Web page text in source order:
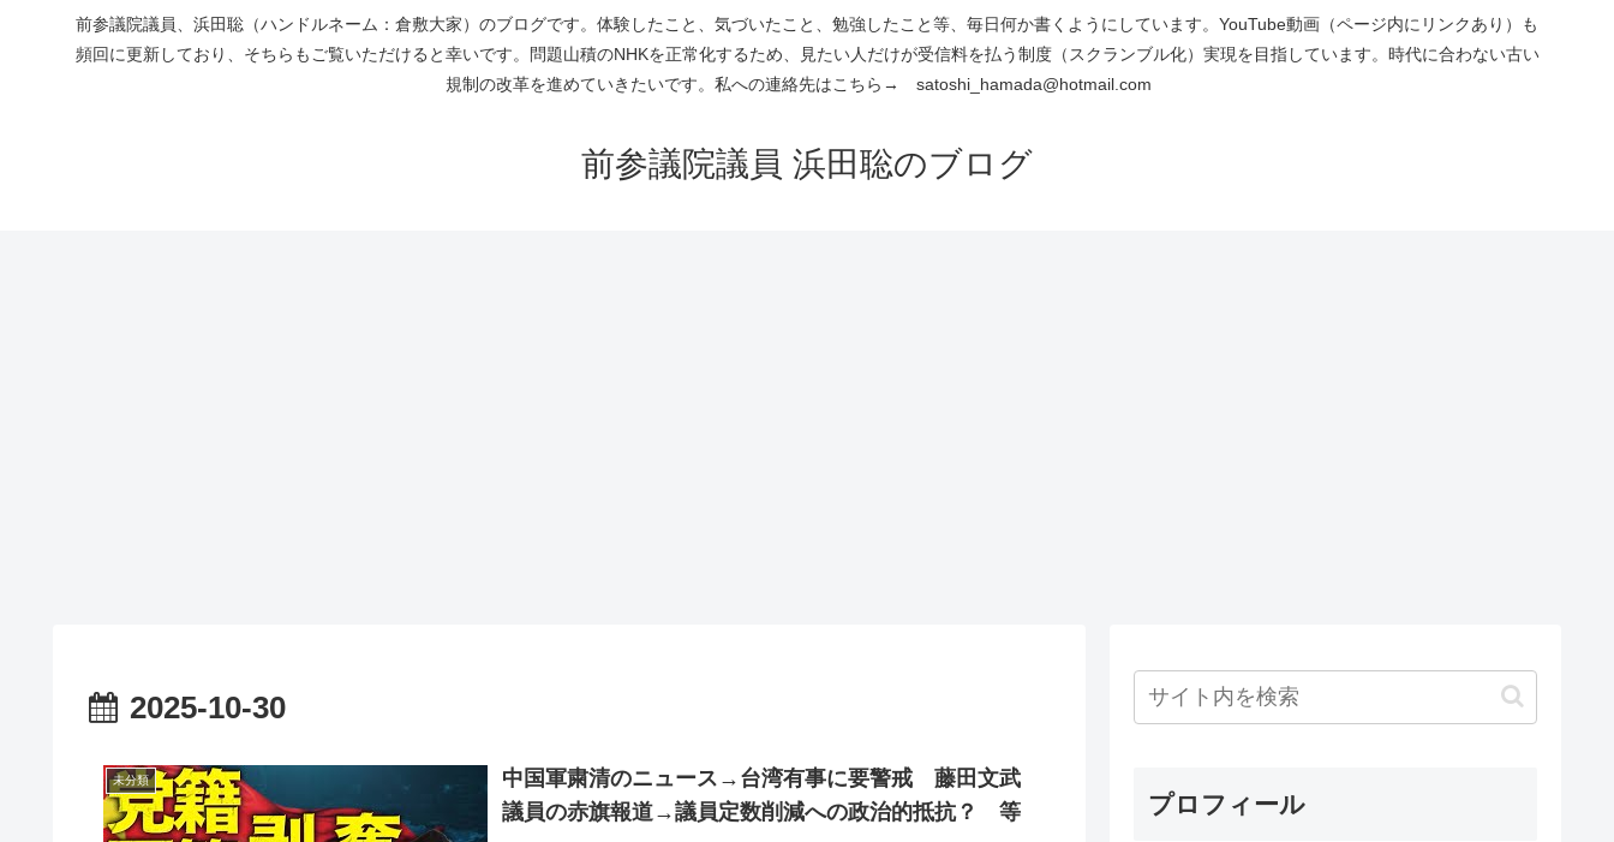
前参議院議員、浜田聡（ハンドルネーム：倉敷大家）のブログです。体験したこと、気づいたこと、勉強したこと等、毎日何か書くようにしています。YouTube動画（ページ内にリンクあり）も
頻回に更新しており、そちらもご覧いただけると幸いです。問題山積のNHKを正常化するため、見たい人だけが受信料を払う制度（スクランブル化）実現を目指しています。時代に合わない古い
規制の改革を進めていきたいです。私への連絡先はこちら→ satoshi_hamada@hotmail.com
前参議院議員 浜田聡のブログ
2025-10-30
未分類
中国軍粛清のニュース→台湾有事に要警戒 藤田文武
議員の赤旗報道→議員定数削減への政治的抵抗？ 等
プロフィール